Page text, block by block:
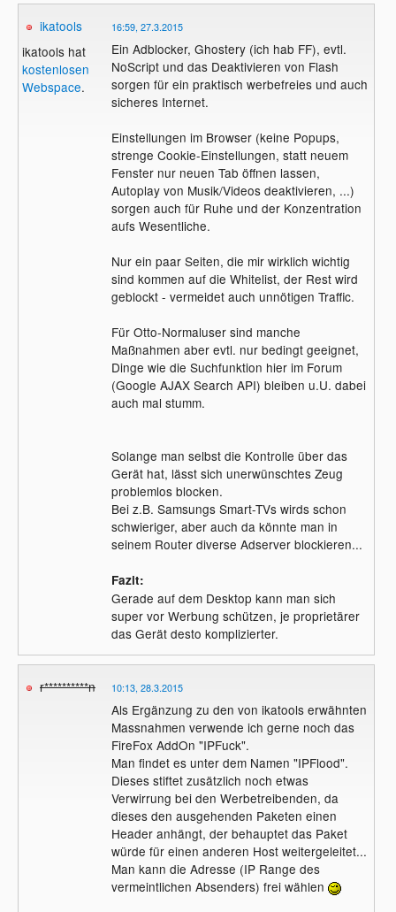
ikatools
ikatools hat
kostenlosen
Webspace.
16:59, 27.3.2015
Ein Adblocker, Ghostery (ich hab FF), evtl.
NoScript und das Deaktivieren von Flash
sorgen für ein praktisch werbefreies und auch
sicheres Internet.
Einstellungen im Browser (keine Popups,
strenge Cookie-Einstellungen, statt neuem
Fenster nur neuen Tab öffnen lassen,
Autoplay von Musik/Videos deaktivieren, ...)
sorgen auch für Ruhe und der Konzentration
aufs Wesentliche.
Nur ein paar Seiten, die mir wirklich wichtig
sind kommen auf die Whitelist, der Rest wird
geblockt - vermeidet auch unnötigen Traffic.
Für Otto-Normaluser sind manche
Maßnahmen aber evtl. nur bedingt geeignet,
Dinge wie die Suchfunktion hier im Forum
(Google AJAX Search API) bleiben u.U. dabei
auch mal stumm.
Solange man selbst die Kontrolle über das
Gerät hat, lässt sich unerwünschtes Zeug
problemlos blocken.
Bei z.B. Samsungs Smart-TVs wirds schon
schwieriger, aber auch da könnte man in
seinem Router diverse Adserver blockieren...
Fazit:
Gerade auf dem Desktop kann man sich
super vor Werbung schützen, je pro­p­ri­e­tärer
das Gerät desto komplizierter.
r**********n 10:13, 28.3.2015
Als Ergänzung zu den von ikatools erwähnten
Massnahmen verwende ich gerne noch das
FireFox AddOn "IPFuck".
Man findet es unter dem Namen "IPFlood".
Dieses stiftet zusätzlich noch etwas
Verwirrung bei den Werbetreibenden, da
dieses den ausgehenden Paketen einen
Header anhängt, der behauptet das Paket
würde für einen anderen Host weitergeleitet...
Man kann die Adresse (IP Range des
vermeintlichen Absenders) frei wählen